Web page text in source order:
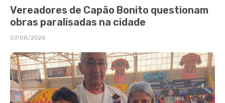
Vereadores de Capão Bonito questionam
obras paralisadas na cidade
07/08/2026